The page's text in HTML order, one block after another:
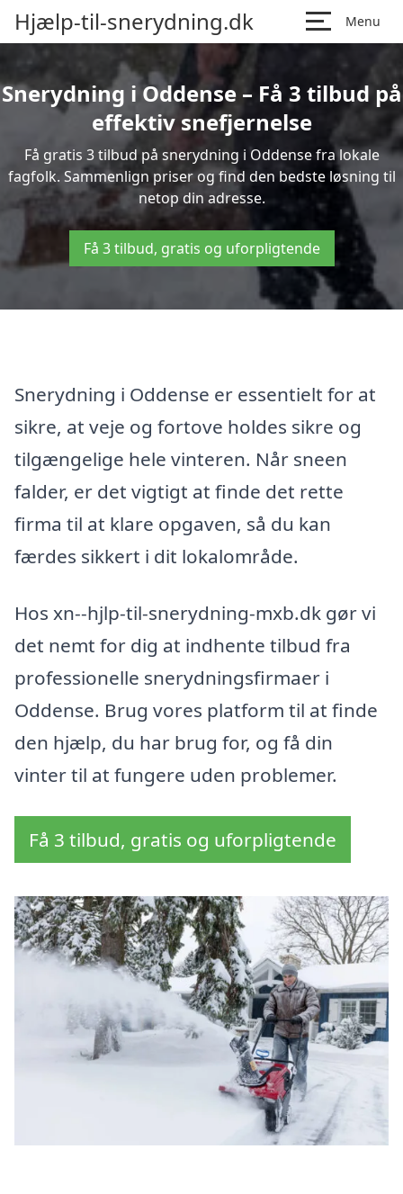
Hjælp-til-snerydning.dk Menu
Snerydning i Oddense – Få 3 tilbud på
effektiv snefjernelse
Få gratis 3 tilbud på snerydning i Oddense fra lokale
fagfolk. Sammenlign priser og find den bedste løsning til
netop din adresse.
Få 3 tilbud, gratis og uforpligtende
Snerydning i Oddense er essentielt for at
sikre, at veje og fortove holdes sikre og
tilgængelige hele vinteren. Når sneen
falder, er det vigtigt at finde det rette
firma til at klare opgaven, så du kan
færdes sikkert i dit lokalområde.
Hos xn--hjlp-til-snerydning-mxb.dk gør vi
det nemt for dig at indhente tilbud fra
professionelle snerydningsfirmaer i
Oddense. Brug vores platform til at finde
den hjælp, du har brug for, og få din
vinter til at fungere uden problemer.
Få 3 tilbud, gratis og uforpligtende